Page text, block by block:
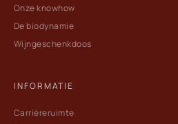
Onze knowhow
De biodynamie
Wijngeschenkdoos
INFORMATIE
Carrièreruimte